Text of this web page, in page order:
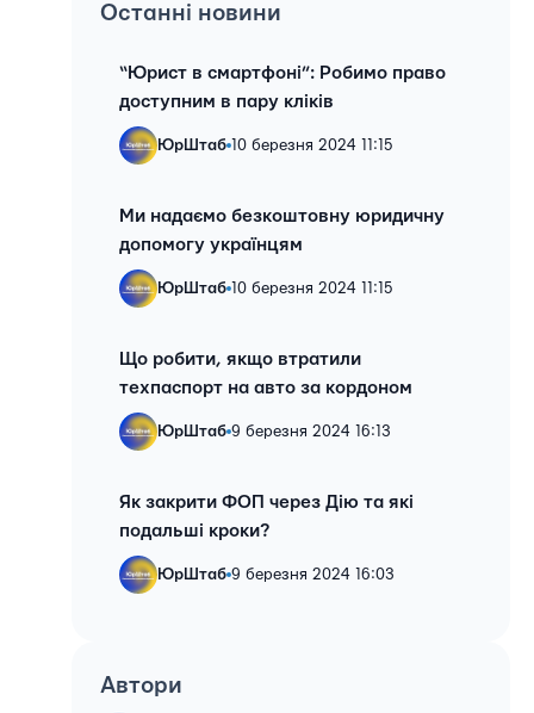
Останні новини
“Юрист в смартфоні”: Робимо право
доступним в пару кліків
ЮрШтаб 10 березня 2024 11:15
Ми надаємо безкоштовну юридичну
допомогу українцям
ЮрШтаб 10 березня 2024 11:15
Що робити, якщо втратили
техпаспорт на авто за кордоном
ЮрШтаб 9 березня 2024 16:13
Як закрити ФОП через Дію та які
подальші кроки?
ЮрШтаб 9 березня 2024 16:03
Автори